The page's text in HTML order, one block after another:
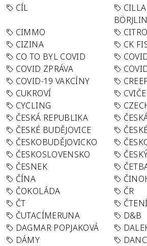
CÍL
CIMMO
CIZINA
CK
CO TO BYL COVID
COVID ZPRÁVA
COVID-19 VAKCÍNY
CUKROVÍ
CYCLING
ČESKÁ REPUBLIKA
ČESKÉ BUDĚJOVICE
ČESKOBUDĚJOVICKO
ČESKOSLOVENSKO
ČESNEK
ČÍNA
ČOKOLÁDA
ČR
ČT
ČTENÍ
ČUTACÍMERUNA
D&B
DAGMAR POPJAKOVÁ
DÁMY